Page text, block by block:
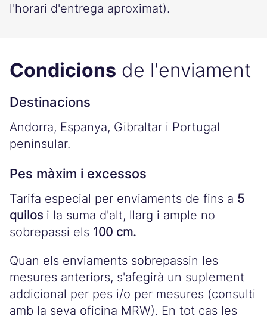
l'horari d'entrega aproximat).
Condicions de l'enviament
Destinacions
Andorra, Espanya, Gibraltar i Portugal
peninsular.
Pes màxim i excessos
Tarifa especial per enviaments de fins a 5
quilos i la suma d'alt, llarg i ample no
sobrepassi els 100 cm.
Quan els enviaments sobrepassin les
mesures anteriors, s'afegirà un suplement
addicional per pes i/o per mesures (consulti
amb la seva oficina MRW). En tot cas les